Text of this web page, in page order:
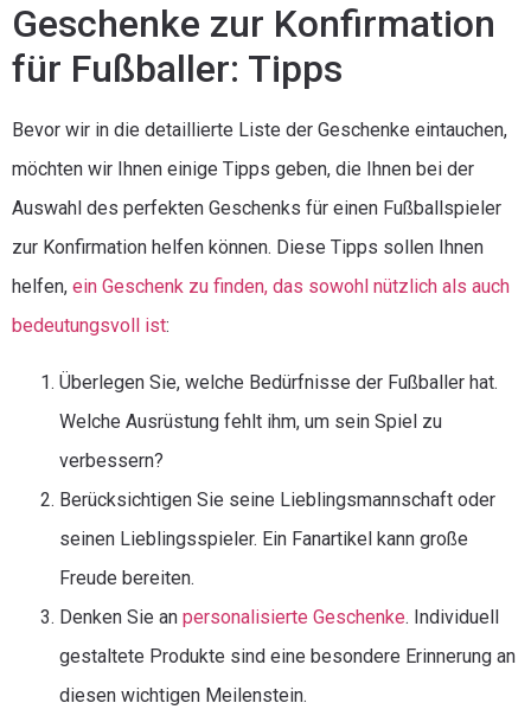
Geschenke zur Konfirmation
für Fußballer: Tipps
Bevor wir in die detaillierte Liste der Geschenke eintauchen,
möchten wir Ihnen einige Tipps geben, die Ihnen bei der
Auswahl des perfekten Geschenks für einen Fußballspieler
zur Konfirmation helfen können. Diese Tipps sollen Ihnen
helfen, ein Geschenk zu finden, das sowohl nützlich als auch
bedeutungsvoll ist:
Überlegen Sie, welche Bedürfnisse der Fußballer hat.
Welche Ausrüstung fehlt ihm, um sein Spiel zu
verbessern?
Berücksichtigen Sie seine Lieblingsmannschaft oder
seinen Lieblingsspieler. Ein Fanartikel kann große
Freude bereiten.
Denken Sie an personalisierte Geschenke. Individuell
gestaltete Produkte sind eine besondere Erinnerung an
diesen wichtigen Meilenstein.